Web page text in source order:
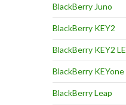
BlackBerry Juno
BlackBerry KEY2
BlackBerry KEY2 LE
BlackBerry KEYone
BlackBerry Leap